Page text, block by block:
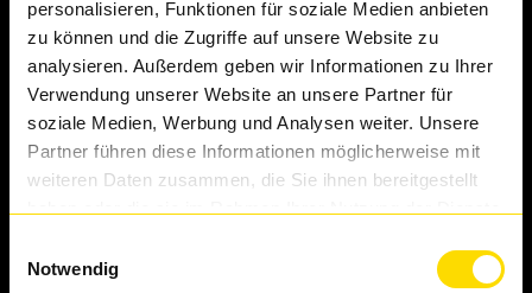
personalisieren, Funktionen für soziale Medien anbieten
zu können und die Zugriffe auf unsere Website zu
analysieren. Außerdem geben wir Informationen zu Ihrer
Verwendung unserer Website an unsere Partner für
soziale Medien, Werbung und Analysen weiter. Unsere
Partner führen diese Informationen möglicherweise mit
weiteren Daten zusammen, die Sie ihnen bereitgestellt
Notwendig
Branchen
Getränkeindustrie
Lebensmittelindustrie
Maschinen-Technikindustrie
Pharma-Chemieindustrie
Kosmetikindustrie